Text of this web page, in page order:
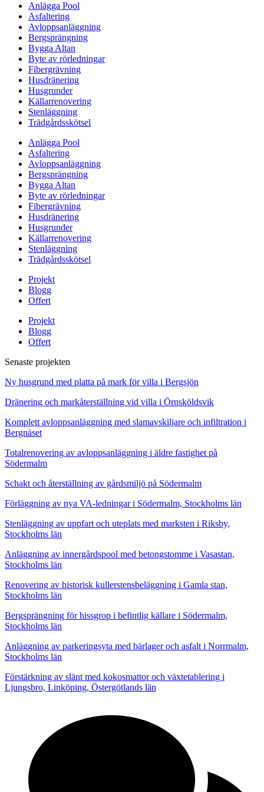
Anlägga Pool
Asfaltering
Avloppsanläggning
Bergsprängning
Bygga Altan
Byte av rörledningar
Fibergrävning
Husdränering
Husgrunder
Källarrenovering
Stenläggning
Trädgårdsskötsel
Anlägga Pool
Asfaltering
Avloppsanläggning
Bergsprängning
Bygga Altan
Byte av rörledningar
Fibergrävning
Husdränering
Husgrunder
Källarrenovering
Stenläggning
Trädgårdsskötsel
Projekt
Blogg
Offert
Projekt
Blogg
Offert
Senaste projekten
Ny husgrund med platta på mark för villa i Bergsjön
Dränering och markåterställning vid villa i Örnsköldsvik
Komplett avloppsanläggning med slamavskiljare och infiltration i
Bergnäset
Totalrenovering av avloppsanläggning i äldre fastighet på
Södermalm
Schakt och återställning av gårdsmiljö på Södermalm
Förläggning av nya VA-ledningar i Södermalm, Stockholms län
Stenläggning av uppfart och uteplats med marksten i Riksby,
Stockholms län
Anläggning av innergårdspool med betongstomme i Vasastan,
Stockholms län
Renovering av historisk kullerstensbeläggning i Gamla stan,
Stockholms län
Bergsprängning för hissgrop i befintlig källare i Södermalm,
Stockholms län
Anläggning av parkeringsyta med bärlager och asfalt i Norrmalm,
Stockholms län
Förstärkning av slänt med kokosmattor och växtetablering i
Ljungsbro, Linköping, Östergötlands län